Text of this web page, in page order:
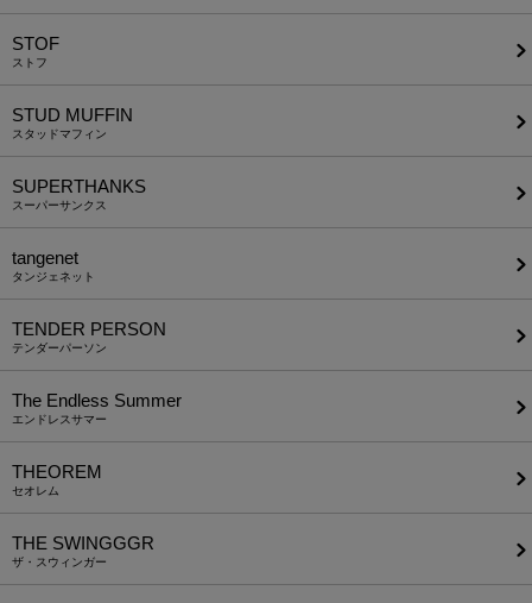
STOF
ストフ
STUD MUFFIN
スタッドマフィン
SUPERTHANKS
スーパーサンクス
tangenet
タンジェネット
TENDER PERSON
テンダーパーソン
The Endless Summer
エンドレスサマー
THEOREM
セオレム
THE SWINGGGR
ザ・スウィンガー